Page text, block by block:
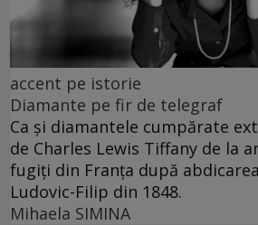
accent pe istorie
Diamante pe fir de telegraf
Ca și diamantele cumpărate
de Charles Lewis Tiffany de la
fugiți din Franța după
Ludovic-Filip din 1848.
Mihaela SIMINA